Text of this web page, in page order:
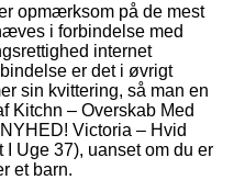
opmærksom på de mest
i forbindelse med
internet
er det i øvrigt
sin kvittering, så man en
Kitchn – Overskab Med
Victoria – Hvid
Uge 37), uanset om du er
et barn.